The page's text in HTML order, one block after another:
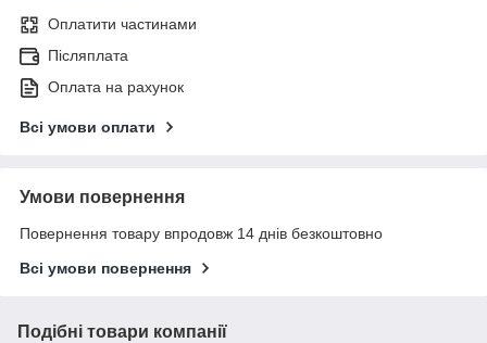
Оплатити частинами
Післяплата
Оплата на рахунок
Всі умови оплати
Умови повернення
Повернення товару впродовж 14 днів безкоштовно
Всі умови повернення
Подібні товари компанії